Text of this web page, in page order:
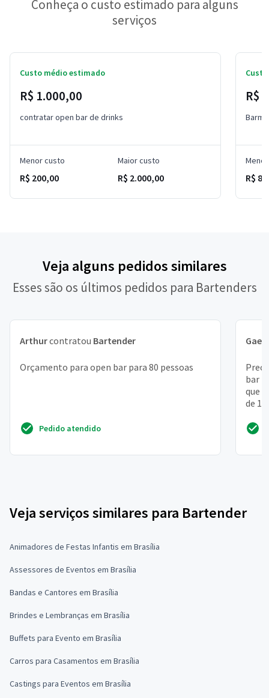
Conheça o custo estimado para alguns
serviços
Custo médio estimado
R$ 1.000,00
contratar open bar de drinks
Menor custo
R$ 200,00
Maior custo
R$ 2.000,00
R$
R$
Veja alguns pedidos similares
Esses são os últimos pedidos para Bartenders
Arthurcontratou Bartender
Orçamento para open bar para 80 pessoas
Pedido atendido
Gael
bar
que
de
Veja serviços similares para Bartender
Animadores de Festas Infantis em Brasília
Assessores de Eventos em Brasília
Bandas e Cantores em Brasília
Brindes e Lembranças em Brasília
Buffets para Evento em Brasília
Carros para Casamentos em Brasília
Castings para Eventos em Brasília